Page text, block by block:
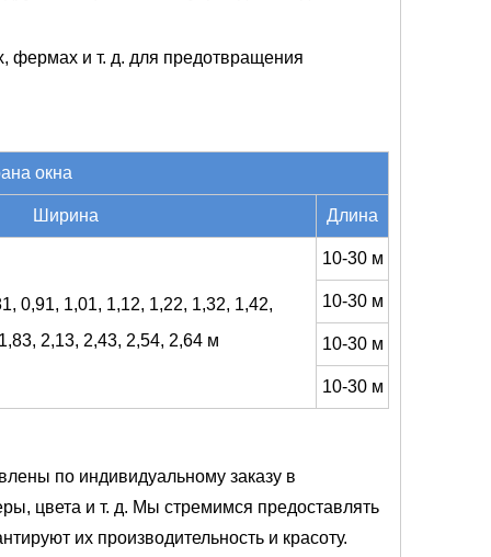
фермах и т. д. для предотвращения
окна
Ширина Длина
0,91, 1,01, 1,12, 1,22, 1,32, 1,42,
2,13, 2,43, 2,54, 2,64 м
10-30 м
10-30 м
10-30 м
10-30 м
по индивидуальному заказу в
цвета и т. д. Мы стремимся предоставлять
их производительность и красоту.